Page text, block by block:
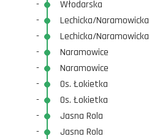
-
Włodarska
-
Lechicka/Naramowicka
-
Lechicka/Naramowicka
-
Naramowice
-
Naramowice
-
Os. Łokietka
-
Os. Łokietka
-
Jasna Rola
-
Jasna Rola